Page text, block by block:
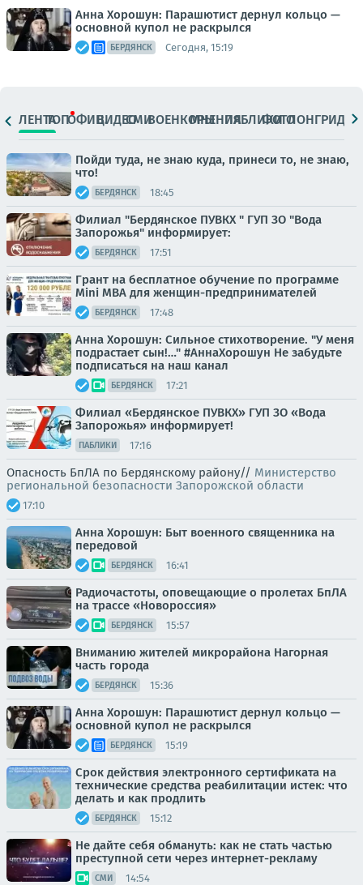
Анна Хорошун: Парашютист дернул кольцо —
основной купол не раскрылся
БЕРДЯНСК Сегодня, 15:19
ЛЕНТАТОПОФИЦ.ВИДЕОСМИВОЕНКОРЫМНЕНИЯПАБЛИКИ
ФОТОЛОНГРИДЫ
Пойди туда, не знаю куда, принеси то, не знаю,
что!
БЕРДЯНСК 18:45
Филиал "Бердянское ПУВКХ " ГУП ЗО "Вода
Запорожья" информирует:
БЕРДЯНСК 17:51
Грант на бесплатное обучение по программе
Mini MBA для женщин-предпринимателей
БЕРДЯНСК 17:48
Анна Хорошун: Сильное стихотворение. "У меня
подрастает сын!…" #АннаХорошун Не забудьте
подписаться на наш канал
БЕРДЯНСК 17:21
Филиал «Бердянское ПУВКХ» ГУП ЗО «Вода
Запорожья» информирует!
ПАБЛИКИ 17:16
Опасность БпЛА по Бердянскому району// Министерство
региональной безопасности Запорожской области
17:10
Анна Хорошун: Быт военного священника на
передовой
БЕРДЯНСК 16:41
Радиочастоты, оповещающие о пролетах БпЛА
на трассе «Новороссия»
БЕРДЯНСК 15:57
Вниманию жителей микрорайона Нагорная
часть города
БЕРДЯНСК 15:36
Анна Хорошун: Парашютист дернул кольцо —
основной купол не раскрылся
БЕРДЯНСК 15:19
Срок действия электронного сертификата на
технические средства реабилитации истек: что
делать и как продлить
БЕРДЯНСК 15:12
Не дайте себя обмануть: как не стать частью
преступной сети через интернет-рекламу
СМИ 14:54